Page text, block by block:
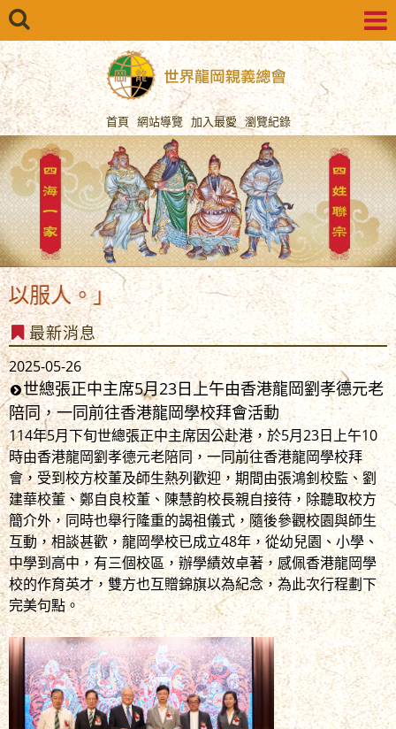
首頁 網站導覽 加入最愛 瀏覽紀錄
。」
最新消息
2025-05-26
世總張正中主席5月23日上午由香港龍岡劉孝德元老
陪同，一同前往香港龍岡學校拜會活動
114年5月下旬世總張正中主席因公赴港，於5月23日上午10
時由香港龍岡劉孝德元老陪同，一同前往香港龍岡學校拜
會，受到校方校董及師生熱列歡迎，期間由張鴻釗校監、劉
建華校董、鄭自良校董、陳慧韵校長親自接待，除聽取校方
簡介外，同時也舉行隆重的謁祖儀式，隨後參觀校園與師生
互動，相談甚歡，龍岡學校已成立48年，從幼兒園、小學、
中學到高中，有三個校區，辦學績效卓著，感佩香港龍岡學
校的作育英才，雙方也互贈錦旗以為紀念，為此次行程劃下
完美句點。